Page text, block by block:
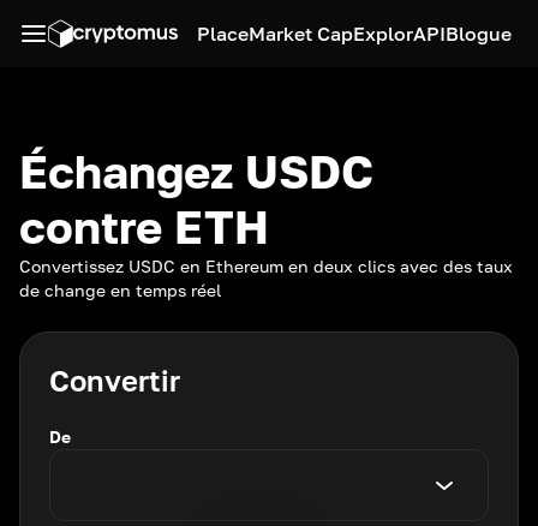
PlaceMarket CapExplorAPIBlogue
Échangez USDC
contre ETH
Convertissez USDC en Ethereum en deux clics avec des taux
de change en temps réel
Convertir
De